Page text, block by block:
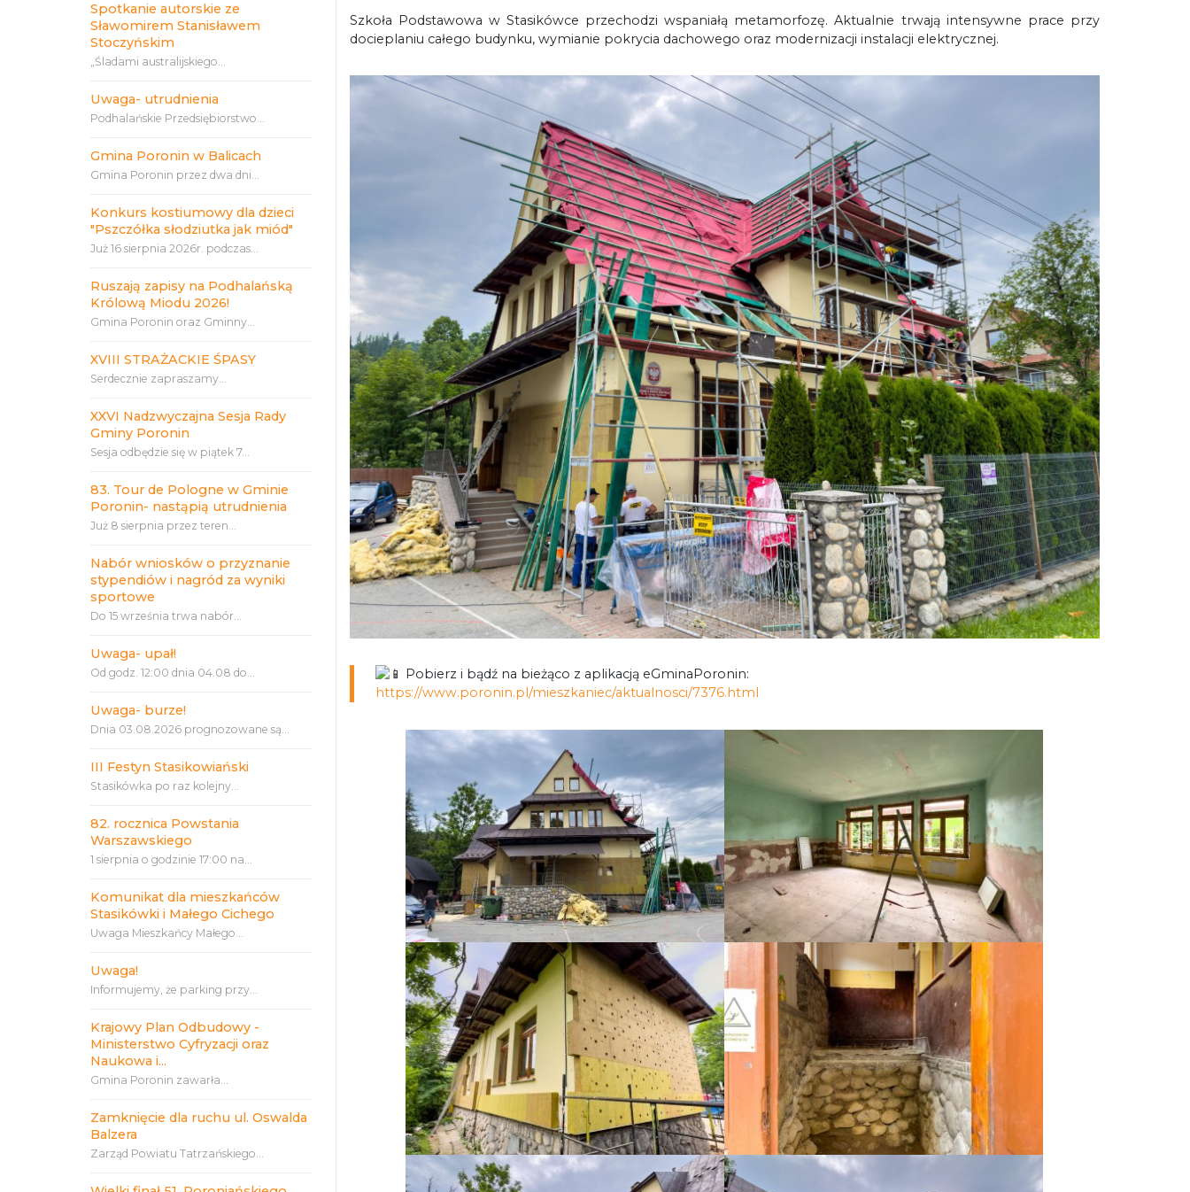
Spotkanie autorskie ze
Sławomirem Stanisławem
Stoczyńskim
„Śladami australijskiego...
Uwaga- utrudnienia
Podhalańskie Przedsiębiorstwo...
Gmina Poronin w Balicach
Gmina Poronin przez dwa dni...
Konkurs kostiumowy dla dzieci
"Pszczółka słodziutka jak miód"
Już 16 sierpnia 2026r. podczas...
Ruszają zapisy na Podhalańską
Królową Miodu 2026!
Gmina Poronin oraz Gminny...
XVIII STRAŻACKIE ŚPASY
Serdecznie zapraszamy...
XXVI Nadzwyczajna Sesja Rady
Gminy Poronin
Sesja odbędzie się w piątek 7...
83. Tour de Pologne w Gminie
Poronin- nastąpią utrudnienia
Już 8 sierpnia przez teren...
Nabór wniosków o przyznanie
stypendiów i nagród za wyniki
sportowe
Do 15 września trwa nabór...
Uwaga- upał!
Od godz. 12:00 dnia 04.08 do...
Uwaga- burze!
Dnia 03.08.2026 prognozowane są...
III Festyn Stasikowiański
Stasikówka po raz kolejny...
82. rocznica Powstania
Warszawskiego
1 sierpnia o godzinie 17:00 na...
Komunikat dla mieszkańców
Stasikówki i Małego Cichego
Uwaga Mieszkańcy Małego...
Uwaga!
Informujemy, że parking przy...
Krajowy Plan Odbudowy -
Ministerstwo Cyfryzacji oraz
Naukowa i...
Gmina Poronin zawarła...
Zamknięcie dla ruchu ul. Oswalda
Balzera
Zarząd Powiatu Tatrzańskiego...
Szkoła Podstawowa w Stasikówce przechodzi wspaniałą metamorfozę. Aktualnie trwają intensywne prace przy
docieplaniu całego budynku, wymianie pokrycia dachowego oraz modernizacji instalacji elektrycznej.
Pobierz i bądź na bieżąco z aplikacją eGminaPoronin:
https://www.poronin.pl/mieszkaniec/aktualnosci/7376.html